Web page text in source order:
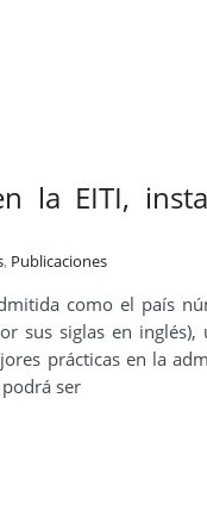
la EITI,
, Publicaciones
como el país
sus siglas en
prácticas en la
ser